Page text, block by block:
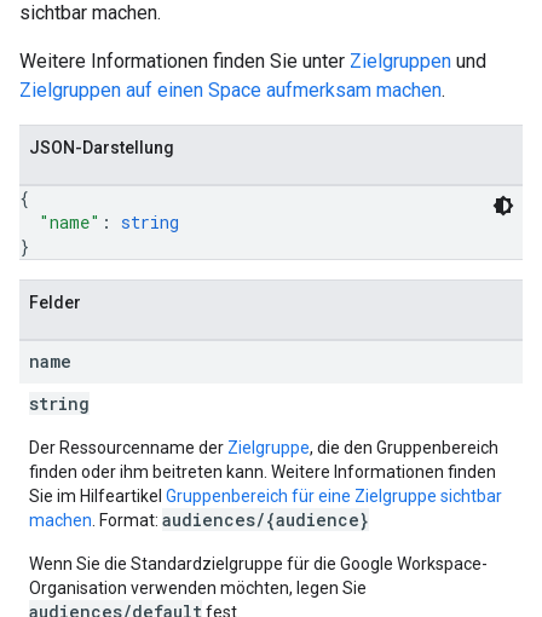
sichtbar machen.
Weitere Informationen finden Sie unter Zielgruppen und
Zielgruppen auf einen Space aufmerksam machen.
JSON-Darstellung
{
"name" : string
}
Felder
name
string
Der Ressourcenname der Zielgruppe, die den Gruppenbereich
finden oder ihm beitreten kann. Weitere Informationen finden
Sie im Hilfeartikel Gruppenbereich für eine Zielgruppe sichtbar
machen . Format: audiences/{audience}
Wenn Sie die Standardzielgruppe für die Google Workspace-
Organisation verwenden möchten, legen Sie
audiences/default fest.